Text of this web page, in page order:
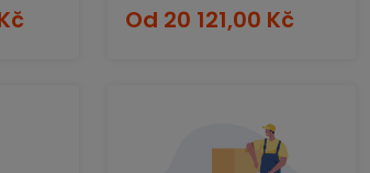
Od 20 121,00 Kč